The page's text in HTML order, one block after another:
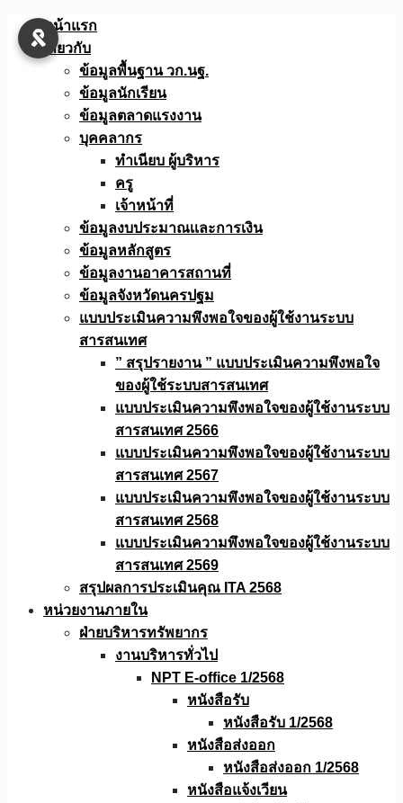
Skip
หน้าแรก
เกี่ยวกับ
ข้อมูลพื้นฐาน วก.นฐ.
ข้อมูลนักเรียน
ข้อมูลตลาดแรงงาน
บุคคลากร
ทำเนียบ ผู้บริหาร
ครู
เจ้าหน้าที่
ข้อมูลงบประมาณเเละการเงิน
ข้อมูลหลักสูตร
ข้อมูลงานอาคารสถานที่
ข้อมูลจังหวัดนครปฐม
แบบประเมินความพึงพอใจของผู้ใช้งานระบบ
สารสนเทศ
” สรุปรายงาน ” แบบประเมินความพึงพอใจ
ของผู้ใช้ระบบสารสนเทศ
แบบประเมินความพึงพอใจของผู้ใช้งานระบบ
สารสนเทศ 2566
แบบประเมินความพึงพอใจของผู้ใช้งานระบบ
สารสนเทศ 2567
แบบประเมินความพึงพอใจของผู้ใช้งานระบบ
สารสนเทศ 2568
แบบประเมินความพึงพอใจของผู้ใช้งานระบบ
สารสนเทศ 2569
สรุปผลการประเมินคุณ ITA 2568
หน่วยงานภายใน
ฝ่ายบริหารทรัพยากร
งานบริหารทั่วไป
NPT E-office 1/2568
หนังสือรับ
หนังสือรับ 1/2568
หนังสือส่งออก
หนังสือส่งออก 1/2568
หนังสือแจ้งเวียน